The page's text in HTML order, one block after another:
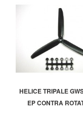
HELICE TRIPALE
EP CONTRA